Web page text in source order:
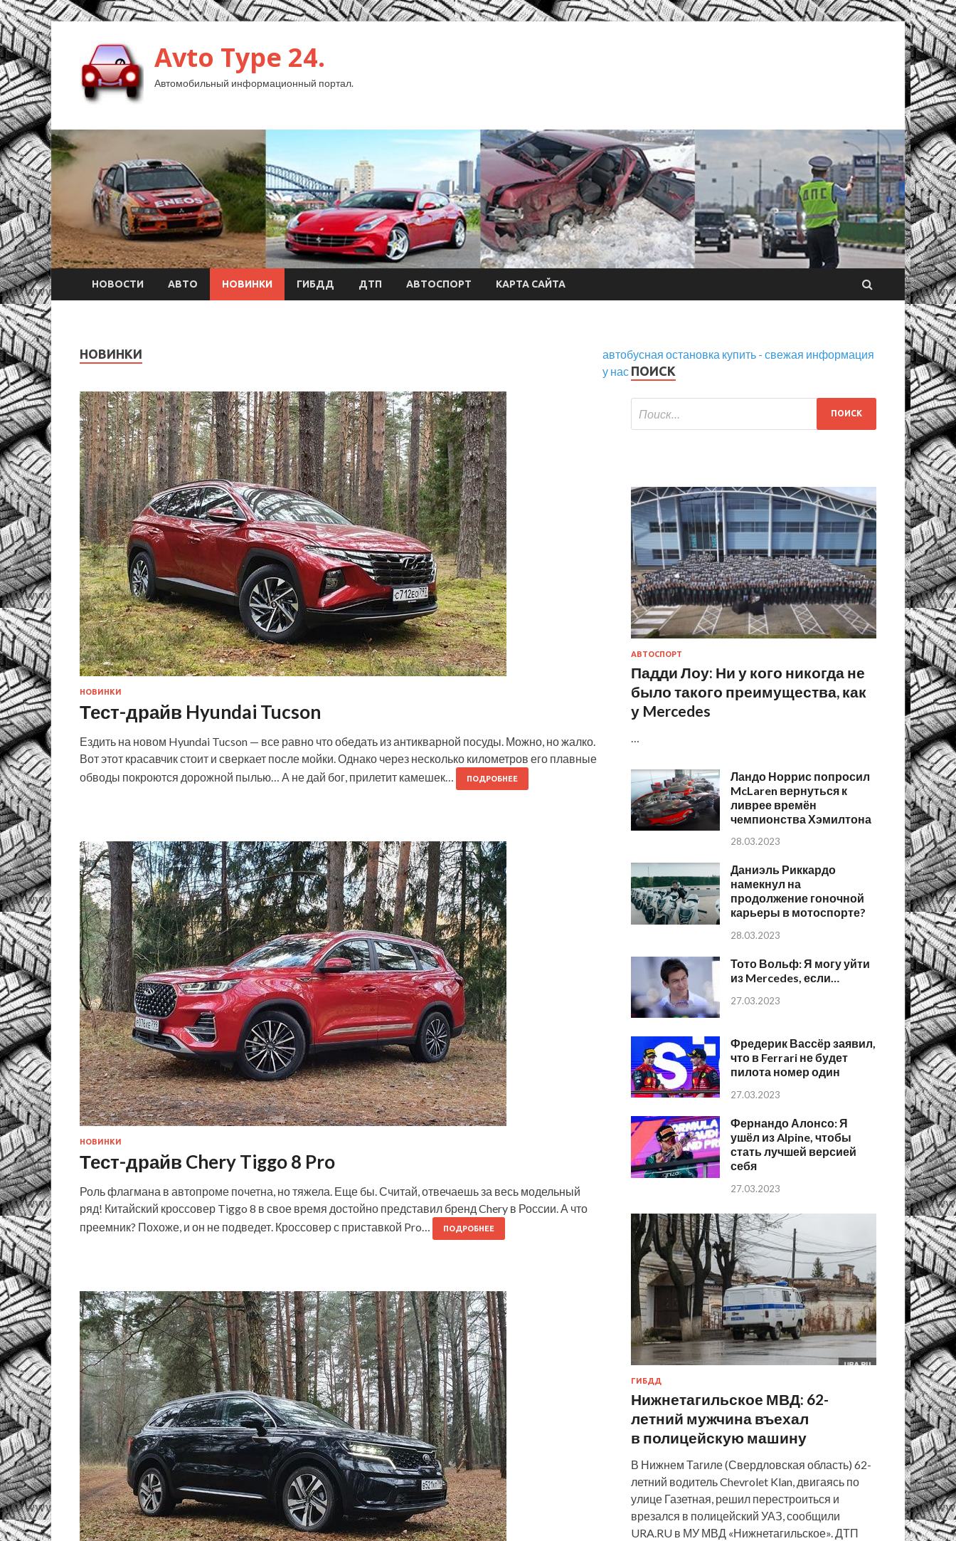
Avto Type 24.
Автомобильный информационный портал.
НОВОСТИ АВТО НОВИНКИ ГИБДД ДТП АВТОСПОРТ КАРТА САЙТА
НОВИНКИ
НОВИНКИ
Тест-драйв Hyundai Tucson
Ездить на новом Hyundai Tucson — все равно что обедать из антикварной посуды. Можно, но жалко.
Вот этот красавчик стоит и сверкает после мойки. Однако через несколько километров его плавные
обводы покроются дорожной пылью… А не дай бог, прилетит камешек…
ПОДРОБНЕЕ
НОВИНКИ
Тест-драйв Chery Tiggo 8 Pro
Роль флагмана в автопроме почетна, но тяжела. Еще бы. Считай, отвечаешь за весь модельный
ряд! Китайский кроссовер Tiggo 8 в свое время достойно представил бренд Chery в России. А что
преемник? Похоже, и он не подведет. Кроссовер с приставкой Pro…
ПОДРОБНЕЕ
автобусная остановка купить - свежая информация
у нас ПОИСК
АВТОСПОРТ
Падди Лоу: Ни у кого никогда не
было такого преимущества, как
у Mercedes
Ландо Норрис попросил
McLaren вернуться к
ливрее времён
чемпионства Хэмилтона
28.03.2023
Даниэль Риккардо
намекнул на
продолжение гоночной
карьеры в мотоспорте?
28.03.2023
Тото Вольф: Я могу уйти
из Mercedes, если…
27.03.2023
Фредерик Вассёр заявил,
что в Ferrari не будет
пилота номер один
27.03.2023
Фернандо Алонсо: Я
ушёл из Alpine, чтобы
стать лучшей версией
себя
27.03.2023
ГИБДД
Нижнетагильское МВД: 62-
летний мужчина въехал
в полицейскую машину
В Нижнем Тагиле (Свердловская область) 62-
летний водитель Chevrolet Klan, двигаясь по
улице Газетная, решил перестроиться и
врезался в полицейский УАЗ, сообщили
URA.RU в МУ МВД «Нижнетагильское». ДТП